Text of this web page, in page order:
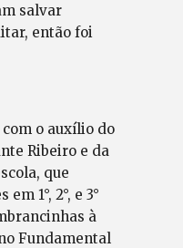
salvar
então foi
o auxílio do
Ribeiro e da
que
1°, 2°, e 3°
à
Fundamental